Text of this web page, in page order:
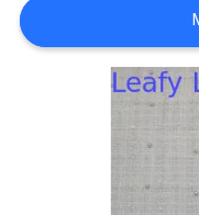
SOUMISSION